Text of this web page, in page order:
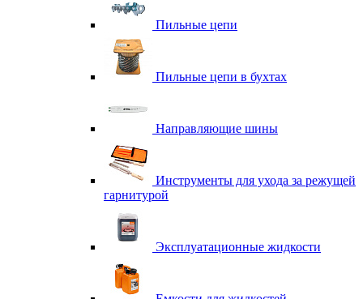
Пильные цепи
Пильные цепи в бухтах
Направляющие шины
Инструменты для ухода за режущей
гарнитурой
Эксплуатационные жидкости